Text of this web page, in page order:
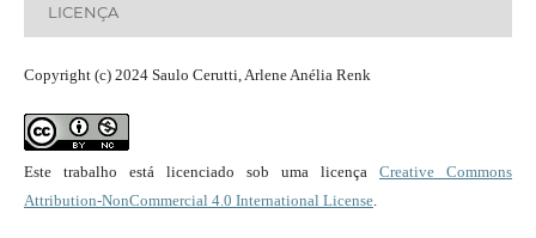
LICENÇA
Copyright (c) 2024 Saulo Cerutti, Arlene Anélia Renk
Este trabalho está licenciado sob uma licençaCreative Commons
Attribution-NonCommercial 4.0 International License.